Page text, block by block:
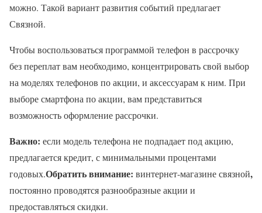
можно. Такой вариант развития событий предлагает
Связной.
Чтобы воспользоваться программой телефон в рассрочку
без переплат вам необходимо, концентрировать свой выбор
на моделях телефонов по акции, и аксессуарам к ним. При
выборе смартфона по акции, вам представиться
возможность оформление рассрочки.
Важно: если модель телефона не подпадает под акцию,
предлагается кредит, с минимальными процентами
годовых.Обратить внимание: винтернет-магазине связной,
постоянно проводятся разнообразные акции и
предоставляться скидки.